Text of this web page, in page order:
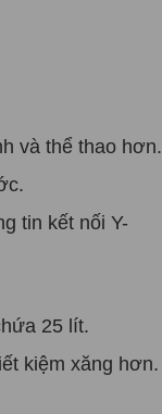
và thể thao hơn.
tin kết nối Y-
25 lít.
kiệm xăng hơn.